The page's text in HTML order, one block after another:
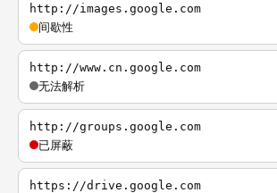
http://images.google.com
间歇性
http://www.cn.google.com
无法解析
http://groups.google.com
已屏蔽
https://drive.google.com